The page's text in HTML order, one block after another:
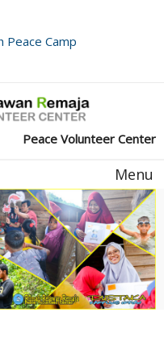
Peace Camp
Peace Volunteer Center
Menu